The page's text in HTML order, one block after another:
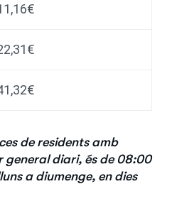
de residents amb
diari, és de 08:00
a diumenge, en dies